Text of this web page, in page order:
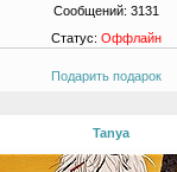
Сообщений:3131
Статус:Оффлайн
Подарить подарок
Tanya